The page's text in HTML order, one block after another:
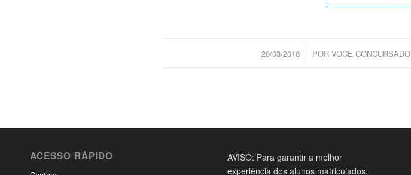
20/03/2018
/ PORVOCÊ CONCURSADO
ACESSO RÁPIDO
AVISO: Para garantir a melhor
experiência dos alunos matriculados,